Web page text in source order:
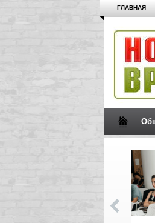
ГЛАВНАЯ